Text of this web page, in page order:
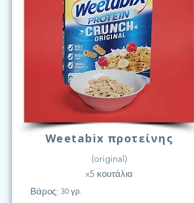
Weetabix προτείνης
(original)
x5 κουτάλια
Βάρος: 30 γρ.